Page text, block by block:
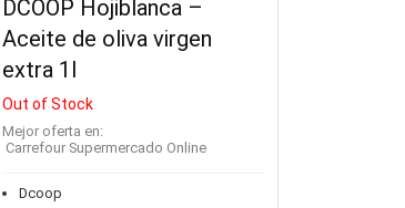
DCOOP Hojiblanca –
Aceite de oliva virgen
extra 1l
Out of Stock
Mejor oferta en:
Carrefour Supermercado Online
Dcoop